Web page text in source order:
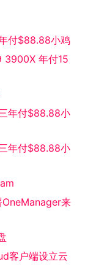
付$88.88小鸡
3900X 年付15
年付$88.88小
年付$88.88小
来
客户端设立云